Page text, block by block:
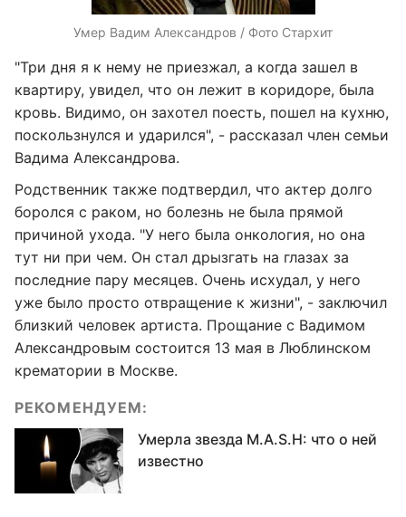
Умер Вадим Александров / Фото Стархит
"Три дня я к нему не приезжал, а когда зашел в
квартиру, увидел, что он лежит в коридоре, была
кровь. Видимо, он захотел поесть, пошел на кухню,
поскользнулся и ударился", - рассказал член семьи
Вадима Александрова.
Родственник также подтвердил, что актер долго
боролся с раком, но болезнь не была прямой
причиной ухода. "У него была онкология, но она
тут ни при чем. Он стал дрызгать на глазах за
последние пару месяцев. Очень исхудал, у него
уже было просто отвращение к жизни", - заключил
близкий человек артиста. Прощание с Вадимом
Александровым состоится 13 мая в Люблинском
крематории в Москве.
РЕКОМЕНДУЕМ:
Умерла звезда M.A.S.H: что о ней
известно